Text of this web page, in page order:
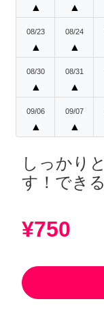
▲ ▲
08/23
▲
08/24
▲
08/30
▲
08/31
▲
09/06
▲
09/07
▲
しっかり
す！でき
¥750